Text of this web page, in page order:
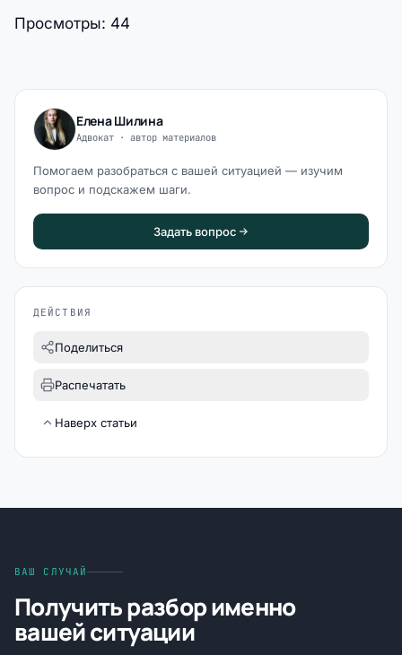
Просмотры: 44
Елена Шилина
Адвокат · автор материалов
Помогаем разобраться с вашей ситуацией — изучим
вопрос и подскажем шаги.
Задать вопрос
ДЕЙСТВИЯ
Поделиться
Распечатать
Наверх статьи
ВАШ СЛУЧАЙ
Получить разбор именно
вашей ситуации